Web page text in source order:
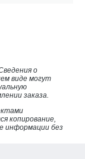
о
виде могут
заказа.
копирование,
информации без